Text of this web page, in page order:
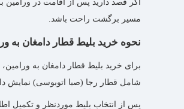
اگر قصد دارید پس از اقامت در ورامین
مسیر برگشت راحت باشد.
نحوه خرید بلیط قطار دامغان به
برای خرید بلیط قطار دامغان به
شامل قطار رجا (صبا اتوبوسی) نمایش
پس از انتخاب بلیط موردنظر و تکمیل